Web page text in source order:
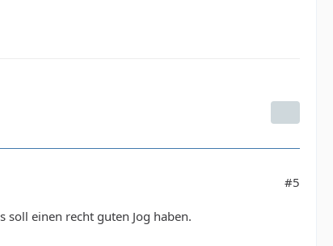
#5
einen recht guten Jog haben.